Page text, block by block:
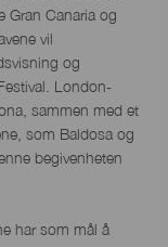
Gran Canaria og
vil
og
London-
sammen med et
som Baldosa og
begivenheten
har som mål å